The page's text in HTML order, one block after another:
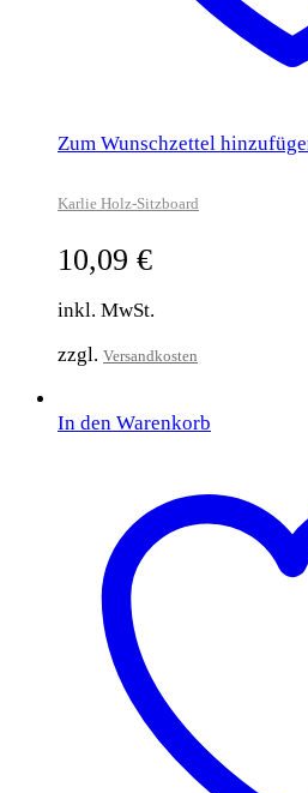
Zum Wunschzettel
Karlie Holz-Sitzboard
10,09 €
inkl. MwSt.
zzgl. Versandkosten
In den Warenkorb